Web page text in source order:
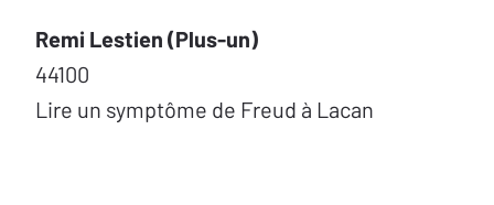
Remi Lestien (Plus-un)
44100
Lire un symptôme de Freud à Lacan